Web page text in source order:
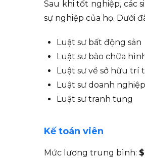
Sau khi tốt nghiệp, các
sự nghiệp của họ. Dưới
Luật sư bất động sản
Luật sư bào chữa
Luật sư về sở hữu trí
Luật sư doanh nghiệp
Luật sư tranh tụng
Kế toán viên
Mức lương trung bình: